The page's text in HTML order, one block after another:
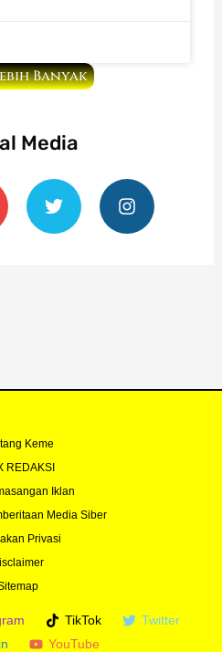
Banyak
Media
T
w
i
t
I
n
s
t
Keme
REDAKSI
Iklan
Media Siber
Privasi
TikTok
Twitter
YouTube